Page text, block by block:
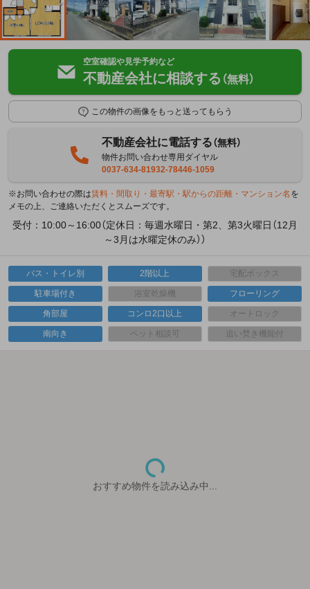
空室確認や見学予約など
不動産会社に相談する （無料）
この物件の画像をもっと送ってもらう
不動産会社に電話する（無料）
物件お問い合わせ専用ダイヤル
0037-634-81932-78446-1059
※お問い合わせの際は賃料・間取り・最寄駅・駅からの距離・マンション名 を
メモの上、ご連絡いただくとスムーズです。
受付：10:00～16:00（定休日：毎週水曜日・第2、第3火曜日（12月
～3月は水曜定休のみ））
バス・トイレ別 2階以上 宅配ボックス
駐車場付き 浴室乾燥機 フローリング
角部屋 コンロ2口以上 オートロック
南向き ペット相談可 追い焚き機能付
おすすめ物件を読み込み中...